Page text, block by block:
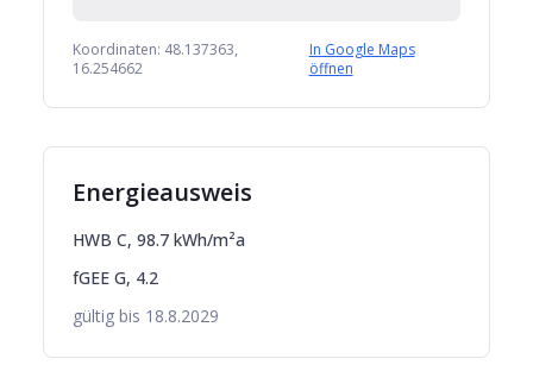
Koordinaten: 48.137363,
16.254662
In Google Maps
öffnen
Energieausweis
HWB C, 98.7 kWh/m²a
fGEE G, 4.2
gültig bis 18.8.2029